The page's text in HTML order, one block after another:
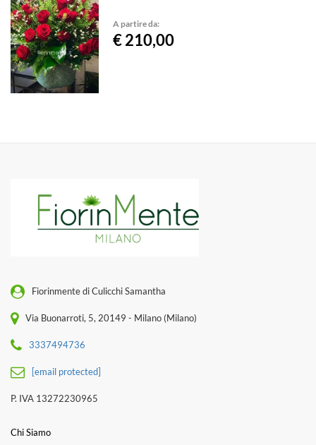
A partire da:
€ 210,00
Fiorinmente di Culicchi Samantha
Via Buonarroti, 5, 20149 - Milano (Milano)
3337494736
[email protected]
P. IVA 13272230965
Chi Siamo